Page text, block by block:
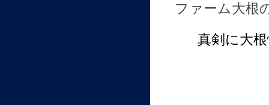
ファーム大根
真剣に大